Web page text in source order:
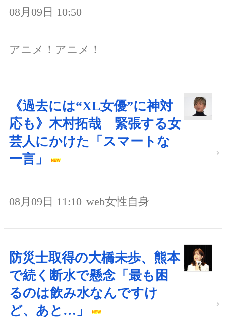
08月09日 10:50
アニメ！アニメ！
《過去には“XL女優”に神対
応も》木村拓哉 緊張する女
芸人にかけた「スマートな
一言」
08月09日 11:10 web女性自身
防災士取得の大橋未歩、熊本
で続く断水で懸念「最も困
るのは飲み水なんですけ
ど、あと…」